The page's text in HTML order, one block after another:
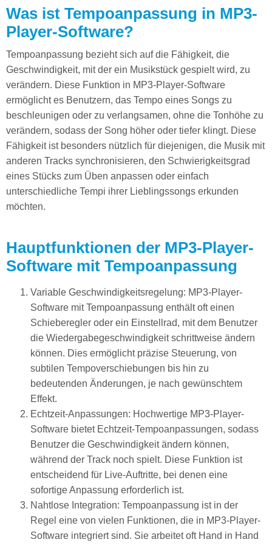
Was ist Tempoanpassung in MP3-
Player-Software?
Tempoanpassung bezieht sich auf die Fähigkeit, die
Geschwindigkeit, mit der ein Musikstück gespielt wird, zu
verändern. Diese Funktion in MP3-Player-Software
ermöglicht es Benutzern, das Tempo eines Songs zu
beschleunigen oder zu verlangsamen, ohne die Tonhöhe zu
verändern, sodass der Song höher oder tiefer klingt. Diese
Fähigkeit ist besonders nützlich für diejenigen, die Musik mit
anderen Tracks synchronisieren, den Schwierigkeitsgrad
eines Stücks zum Üben anpassen oder einfach
unterschiedliche Tempi ihrer Lieblingssongs erkunden
möchten.
Hauptfunktionen der MP3-Player-
Software mit Tempoanpassung
Variable Geschwindigkeitsregelung: MP3-Player-
Software mit Tempoanpassung enthält oft einen
Schieberegler oder ein Einstellrad, mit dem Benutzer
die Wiedergabegeschwindigkeit schrittweise ändern
können. Dies ermöglicht präzise Steuerung, von
subtilen Tempoverschiebungen bis hin zu
bedeutenden Änderungen, je nach gewünschtem
Effekt.
Echtzeit-Anpassungen: Hochwertige MP3-Player-
Software bietet Echtzeit-Tempoanpassungen, sodass
Benutzer die Geschwindigkeit ändern können,
während der Track noch spielt. Diese Funktion ist
entscheidend für Live-Auftritte, bei denen eine
sofortige Anpassung erforderlich ist.
Nahtlose Integration: Tempoanpassung ist in der
Regel eine von vielen Funktionen, die in MP3-Player-
Software integriert sind. Sie arbeitet oft Hand in Hand